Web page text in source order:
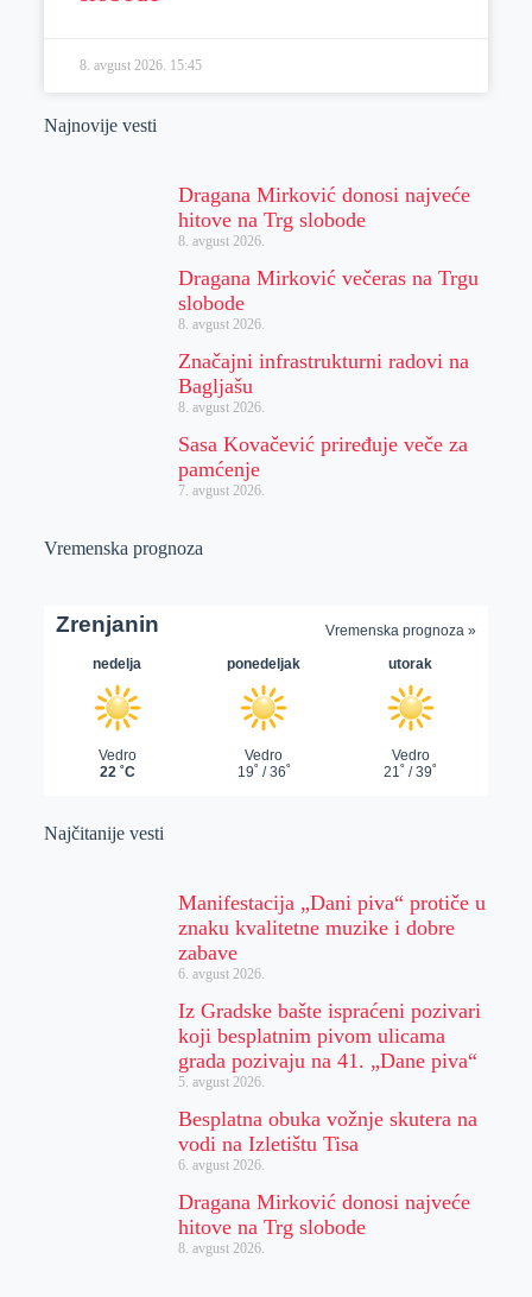
8. avgust 2026. 15:45
Najnovije vesti
Dragana Mirković donosi najveće
hitove na Trg slobode
8. avgust 2026.
Dragana Mirković večeras na Trgu
slobode
8. avgust 2026.
Značajni infrastrukturni radovi na
Bagljašu
8. avgust 2026.
Sasa Kovačević priređuje veče za
pamćenje
7. avgust 2026.
Vremenska prognoza
Najčitanije vesti
Manifestacija „Dani piva“ protiče u
znaku kvalitetne muzike i dobre
zabave
6. avgust 2026.
Iz Gradske bašte ispraćeni pozivari
koji besplatnim pivom ulicama
grada pozivaju na 41. „Dane piva“
5. avgust 2026.
Besplatna obuka vožnje skutera na
vodi na Izletištu Tisa
6. avgust 2026.
Dragana Mirković donosi najveće
hitove na Trg slobode
8. avgust 2026.